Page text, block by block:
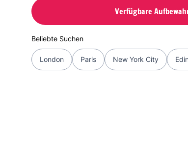
Verfügbare
Beliebte Suchen
London Paris New York City